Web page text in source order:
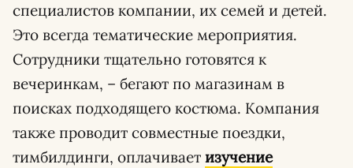
специалистов компании, их семей и детей.
Это всегда тематические мероприятия.
Сотрудники тщательно готовятся к
вечеринкам, – бегают по магазинам в
поисках подходящего костюма. Компания
также проводит совместные поездки,
тимбилдинги, оплачивает изучение